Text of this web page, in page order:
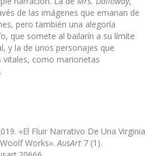
de las imágenes que emanan de
pero también una alegoría
que somete al bailarín a su límite
y la de unos personajes que
vitales, como marionetas
«El Fluir Narrativo De Una Virginia
Works». AusArt 7 (1).